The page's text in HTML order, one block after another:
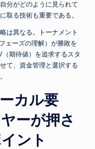
分がどのように見られて
取る技術も重要である。
は異なる。トーナメント
ェーズの理解）が勝敗を
期待値）を追求するスタ
て、資金管理と選択する
カル要
ーが押さ
ント